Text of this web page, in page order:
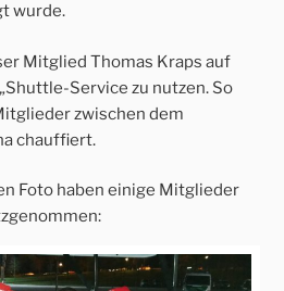
wurde.
Mitglied Thomas Kraps auf
Service zu nutzen. So
zwischen dem
chauffiert.
Foto haben einige Mitglieder